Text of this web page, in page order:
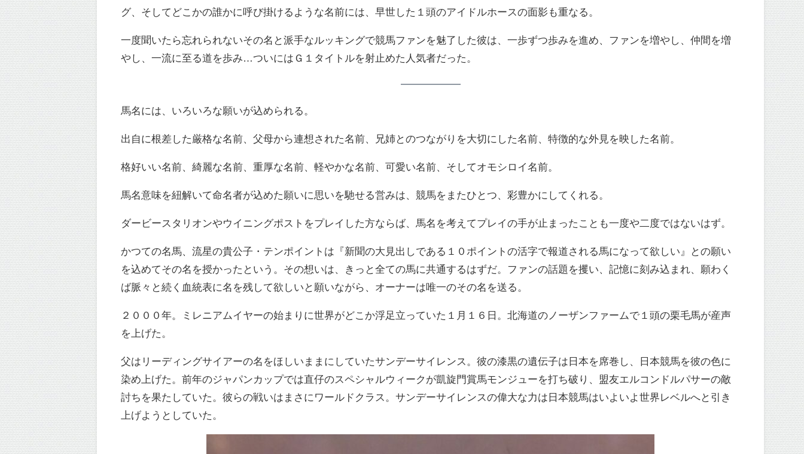
グ、そしてどこかの誰かに呼び掛けるような名前には、早世した１頭のアイドルホースの面影も重なる。
一度聞いたら忘れられないその名と派手なルッキングで競馬ファンを魅了した彼は、一歩ずつ歩みを進め、ファンを増やし、仲間を増
やし、一流に至る道を歩み…ついにはＧ１タイトルを射止めた人気者だった。
馬名には、いろいろな願いが込められる。
出自に根差した厳格な名前、父母から連想された名前、兄姉とのつながりを大切にした名前、特徴的な外見を映した名前。
格好いい名前、綺麗な名前、重厚な名前、軽やかな名前、可愛い名前、そしてオモシロイ名前。
馬名意味を紐解いて命名者が込めた願いに思いを馳せる営みは、競馬をまたひとつ、彩豊かにしてくれる。
ダービースタリオンやウイニングポストをプレイした方ならば、馬名を考えてプレイの手が止まったことも一度や二度ではないはず。
かつての名馬、流星の貴公子・テンポイントは『新聞の大見出しである１０ポイントの活字で報道される馬になって欲しい』との願い
を込めてその名を授かったという。その想いは、きっと全ての馬に共通するはずだ。ファンの話題を攫い、記憶に刻み込まれ、願わく
ば脈々と続く血統表に名を残して欲しいと願いながら、オーナーは唯一のその名を送る。
２０００年。ミレニアムイヤーの始まりに世界がどこか浮足立っていた１月１６日。北海道のノーザンファームで１頭の栗毛馬が産声
を上げた。
父はリーディングサイアーの名をほしいままにしていたサンデーサイレンス。彼の漆黒の遺伝子は日本を席巻し、日本競馬を彼の色に
染め上げた。前年のジャパンカップでは直仔のスペシャルウィークが凱旋門賞馬モンジューを打ち破り、盟友エルコンドルパサーの敵
討ちを果たしていた。彼らの戦いはまさにワールドクラス。サンデーサイレンスの偉大な力は日本競馬はいよいよ世界レベルへと引き
上げようとしていた。